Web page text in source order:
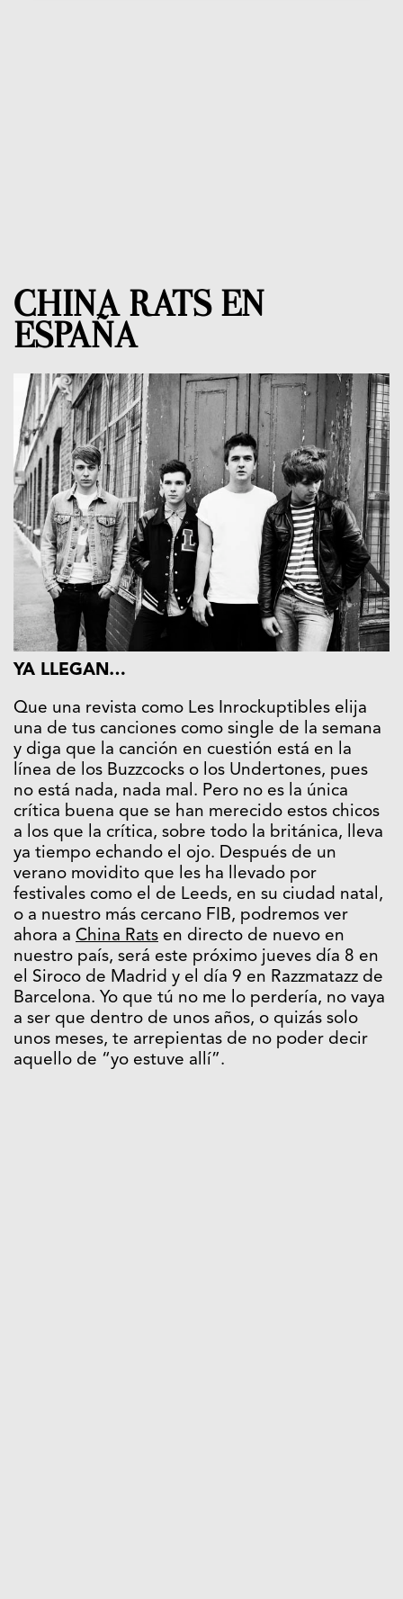
CHINA RATS EN
ESPAÑA
YA LLEGAN…
Que una revista como Les Inrockuptibles elija
una de tus canciones como single de la semana
y diga que la canción en cuestión está en la
línea de los Buzzcocks o los Undertones, pues
no está nada, nada mal. Pero no es la única
crítica buena que se han merecido estos chicos
a los que la crítica, sobre todo la británica, lleva
ya tiempo echando el ojo. Después de un
verano movidito que les ha llevado por
festivales como el de Leeds, en su ciudad natal,
o a nuestro más cercano FIB, podremos ver
ahora a China Rats en directo de nuevo en
nuestro país, será este próximo jueves día 8 en
el Siroco de Madrid y el día 9 en Razzmatazz de
Barcelona. Yo que tú no me lo perdería, no vaya
a ser que dentro de unos años, o quizás solo
unos meses, te arrepientas de no poder decir
aquello de “yo estuve allí”.